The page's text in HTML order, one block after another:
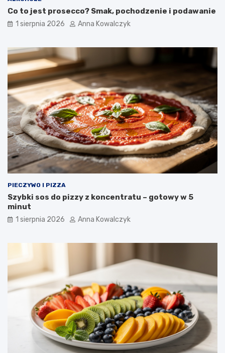
Co to jest prosecco? Smak, pochodzenie i podawanie
1 sierpnia 2026 Anna Kowalczyk
PIECZYWO I PIZZA
Szybki sos do pizzy z koncentratu – gotowy w 5
minut
1 sierpnia 2026 Anna Kowalczyk